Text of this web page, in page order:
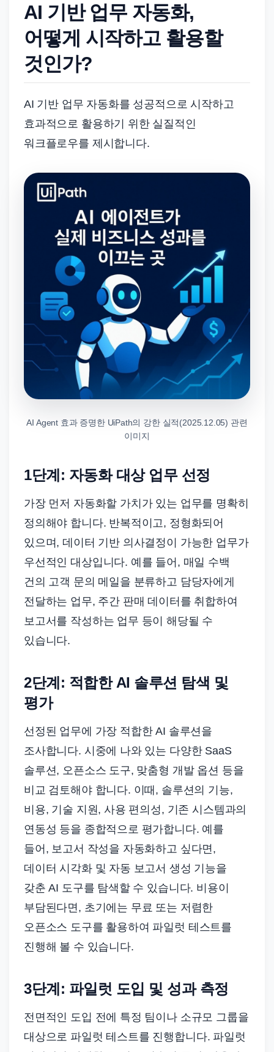
AI 기반 업무 자동화,
어떻게 시작하고 활용할
것인가?
AI 기반 업무 자동화를 성공적으로 시작하고
효과적으로 활용하기 위한 실질적인
워크플로우를 제시합니다.
AI Agent 효과 증명한 UiPath의 강한 실적(2025.12.05) 관련
이미지
1단계: 자동화 대상 업무 선정
가장 먼저 자동화할 가치가 있는 업무를 명확히
정의해야 합니다. 반복적이고, 정형화되어
있으며, 데이터 기반 의사결정이 가능한 업무가
우선적인 대상입니다. 예를 들어, 매일 수백
건의 고객 문의 메일을 분류하고 담당자에게
전달하는 업무, 주간 판매 데이터를 취합하여
보고서를 작성하는 업무 등이 해당될 수
있습니다.
2단계: 적합한 AI 솔루션 탐색 및
평가
선정된 업무에 가장 적합한 AI 솔루션을
조사합니다. 시중에 나와 있는 다양한 SaaS
솔루션, 오픈소스 도구, 맞춤형 개발 옵션 등을
비교 검토해야 합니다. 이때, 솔루션의 기능,
비용, 기술 지원, 사용 편의성, 기존 시스템과의
연동성 등을 종합적으로 평가합니다. 예를
들어, 보고서 작성을 자동화하고 싶다면,
데이터 시각화 및 자동 보고서 생성 기능을
갖춘 AI 도구를 탐색할 수 있습니다. 비용이
부담된다면, 초기에는 무료 또는 저렴한
오픈소스 도구를 활용하여 파일럿 테스트를
진행해 볼 수 있습니다.
3단계: 파일럿 도입 및 성과 측정
전면적인 도입 전에 특정 팀이나 소규모 그룹을
대상으로 파일럿 테스트를 진행합니다. 파일럿